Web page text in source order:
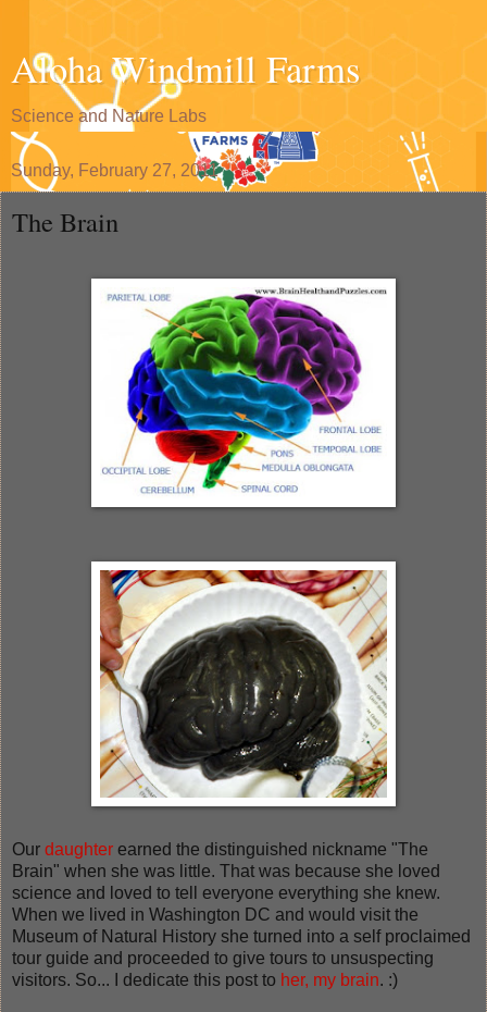
Aloha Windmill Farms
Science and Nature Labs
Sunday, February 27, 2011
The Brain
Our daughter earned the distinguished nickname "The
Brain" when she was little. That was because she loved
science and loved to tell everyone everything she knew.
When we lived in Washington DC and would visit the
Museum of Natural History she turned into a self proclaimed
tour guide and proceeded to give tours to unsuspecting
visitors. So... I dedicate this post to her, my brain. :)